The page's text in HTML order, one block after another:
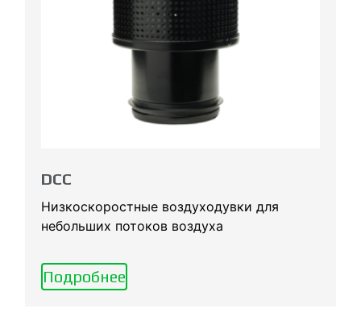
DCC
Низкоскоростные воздуходувки для
небольших потоков воздуха
Подробнее